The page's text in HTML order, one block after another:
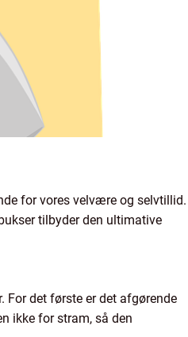
for vores velvære og selvtillid.
tilbyder den ultimative
det første er det afgørende
ikke for stram, så den